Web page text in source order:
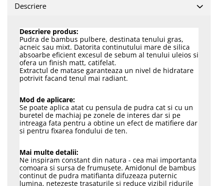
Descriere
Descriere produs:
Pudra de bambus pulbere, destinata tenului gras,
acneic sau mixt. Datorita continutului mare de silica
absoarbe eficient excesul de sebum al tenului uleios si
ofera un finish matt, catifelat.
Extractul de matase garanteaza un nivel de hidratare
potrivit facand tenul mai radiant.
Mod de aplicare:
Se poate aplica atat cu pensula de pudra cat si cu un
buretel de machiaj pe zonele de interes dar si pe
intreaga fata pentru a obtine un efect de matifiere dar
si pentru fixarea fondului de ten.
Mai multe detalii:
Ne inspiram constant din natura - cea mai importanta
comoara si sursa de frumusete. Amidonul de bambus
continut de pudra matifianta difuzeaza puternic
lumina, netezeste trasaturile si reduce vizibil ridurile